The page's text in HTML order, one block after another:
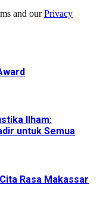
and ourPrivacy
Ilham:
untuk Semua
Rasa Makassar